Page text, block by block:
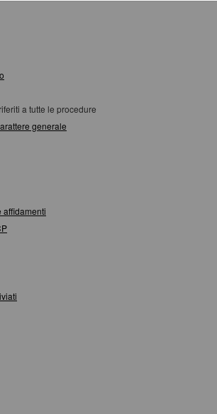
a tutte le procedure
generale
affidamenti